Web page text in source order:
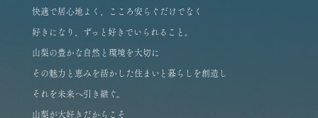
快適で居心地よく、こころ安らぐだけでなく
好きになり、ずっと好きでいられること。
山梨の豊かな自然と環境を大切に
その魅力と恵みを活かした住まいと暮らしを創造し
それを未来へ引き継ぐ。
山梨が大好きだからこそ